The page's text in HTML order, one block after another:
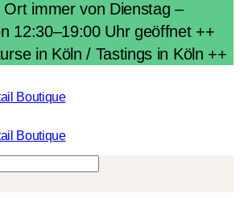
Ort immer von Dienstag –
12:30–19:00 Uhr geöffnet ++
in Köln / Tastings in Köln ++